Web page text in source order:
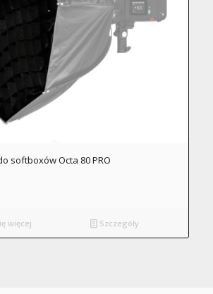
softboxów Octa 80 PRO
więcej Szczegóły